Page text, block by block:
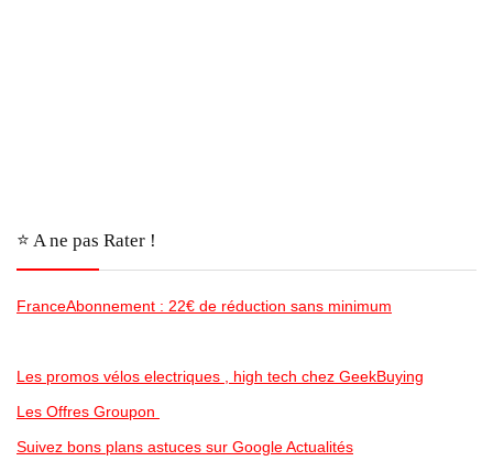
⭐️ A ne pas Rater !
FranceAbonnement : 22€ de réduction sans minimum
Les promos vélos electriques , high tech chez GeekBuying
Les Offres Groupon
Suivez bons plans astuces sur Google Actualités